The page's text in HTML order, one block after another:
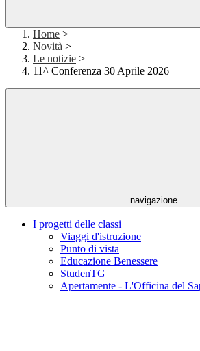
Home >
Novità >
Le notizie >
11^ Conferenza 30 Aprile 2026
navigazione
I progetti delle classi
Viaggi d'istruzione
Punto di vista
Educazione Benessere
StudenTG
Apertamente - L'Officina del